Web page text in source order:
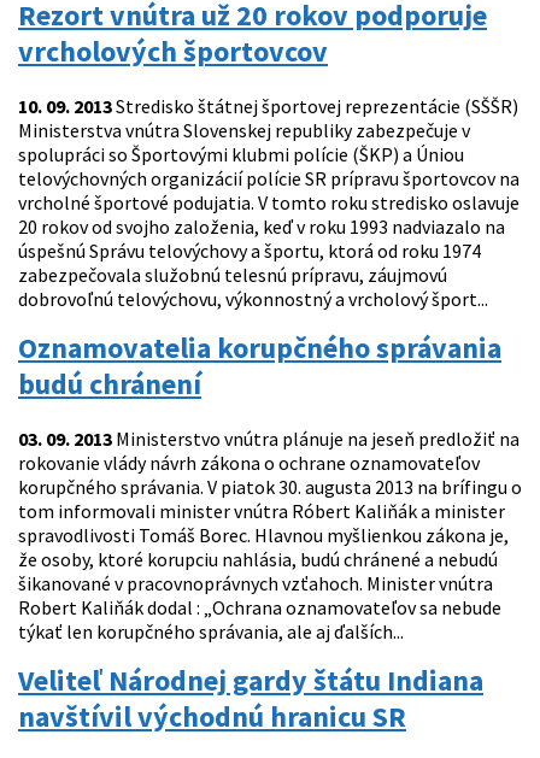
Rezort vnútra už 20 rokov podporuje
vrcholových športovcov
10. 09. 2013Stredisko štátnej športovej reprezentácie (SŠŠR)
Ministerstva vnútra Slovenskej republiky zabezpečuje v
spolupráci so Športovými klubmi polície (ŠKP) a Úniou
telovýchovných organizácií polície SR prípravu športovcov na
vrcholné športové podujatia. V tomto roku stredisko oslavuje
20 rokov od svojho založenia, keď v roku 1993 nadviazalo na
úspešnú Správu telovýchovy a športu, ktorá od roku 1974
zabezpečovala služobnú telesnú prípravu, záujmovú
dobrovoľnú telovýchovu, výkonnostný a vrcholový šport...
Oznamovatelia korupčného správania
budú chránení
03. 09. 2013 Ministerstvo vnútra plánuje na jeseň predložiť na
rokovanie vlády návrh zákona o ochrane oznamovateľov
korupčného správania. V piatok 30. augusta 2013 na brífingu o
tom informovali minister vnútra Róbert Kaliňák a minister
spravodlivosti Tomáš Borec. Hlavnou myšlienkou zákona je,
že osoby, ktoré korupciu nahlásia, budú chránené a nebudú
šikanované v pracovnoprávnych vzťahoch. Minister vnútra
Robert Kaliňák dodal : „Ochrana oznamovateľov sa nebude
týkať len korupčného správania, ale aj ďalších...
Veliteľ Národnej gardy štátu Indiana
navštívil východnú hranicu SR